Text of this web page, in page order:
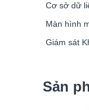
Cơ sở dữ
Màn hình
Giám sát
Sản